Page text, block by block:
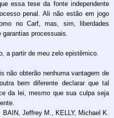
essa tese da fonte independente
penal. Ali não estão em jogo
no Carf, mas, sim, liberdades
processuais.
a partir de meu zelo epistêmico.
não obterão nenhuma vantagem de
bem diferente declarar que tal
da lei, mesmo que sua culpa seja
Jeffrey M., KELLY, Michael K.